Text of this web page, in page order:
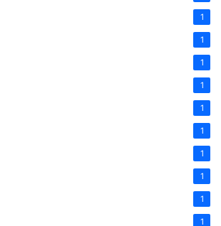
1
1
1
1
1
1
1
1
1
1